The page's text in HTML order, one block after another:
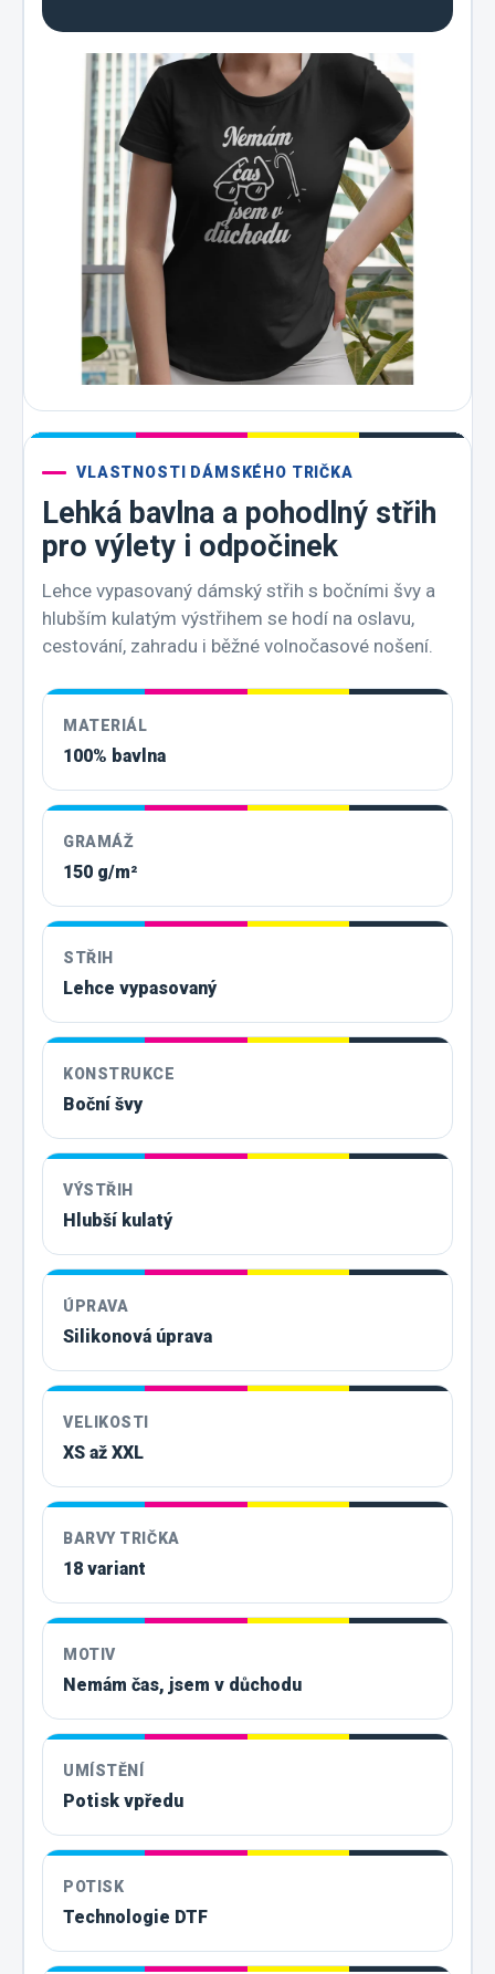
VLASTNOSTI DÁMSKÉHO TRIČKA
Lehká bavlna a pohodlný střih
pro výlety i odpočinek
Lehce vypasovaný dámský střih s bočními švy a
hlubším kulatým výstřihem se hodí na oslavu,
cestování, zahradu i běžné volnočasové nošení.
MATERIÁL
100% bavlna
GRAMÁŽ
150 g/m²
STŘIH
Lehce vypasovaný
KONSTRUKCE
Boční švy
VÝSTŘIH
Hlubší kulatý
ÚPRAVA
Silikonová úprava
VELIKOSTI
XS až XXL
BARVY TRIČKA
18 variant
MOTIV
Nemám čas, jsem v důchodu
UMÍSTĚNÍ
Potisk vpředu
POTISK
Technologie DTF